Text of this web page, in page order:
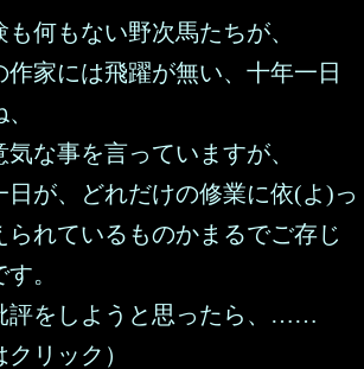
何もない野次馬たちが、
作家には飛躍が無い、十年一日
な事を言っていますが、
日が、どれだけの修業に依(よ)っ
られているものかまるでご存じ
。
評をしようと思ったら、……
リック）